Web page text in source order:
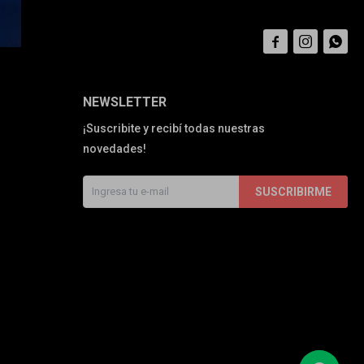
NEWSLETTER
¡Suscribite y recibí todas nuestras
novedades!
SUSCRIBIRME
  